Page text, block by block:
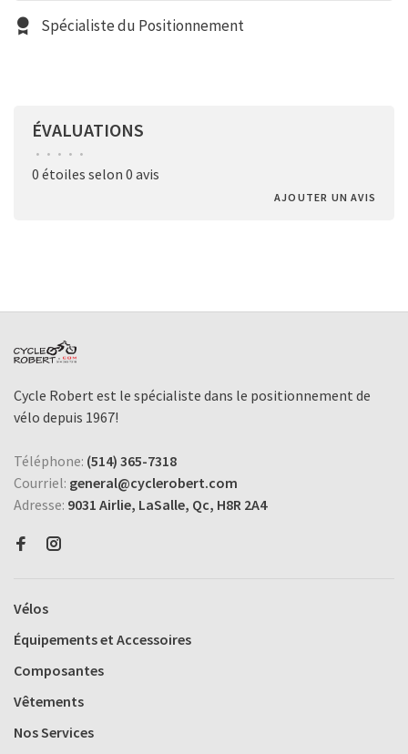
Spécialiste du Positionnement
ÉVALUATIONS
• • • • •
0 étoiles selon 0 avis
AJOUTER UN AVIS
Cycle Robert est le spécialiste dans le positionnement de
vélo depuis 1967!
Téléphone: (514) 365-7318
Courriel: general@cyclerobert.com
Adresse: 9031 Airlie, LaSalle, Qc, H8R 2A4
Vélos
Équipements et Accessoires
Composantes
Vêtements
Nos Services